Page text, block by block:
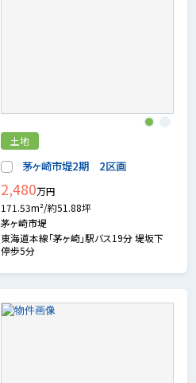
1
茅ヶ崎市堤2期 2区画
土地
2,480万円
171.53m²/約51.88坪
茅ヶ崎市堤
東海道本線「茅ヶ崎」駅バス19分 堤坂下
停歩5分